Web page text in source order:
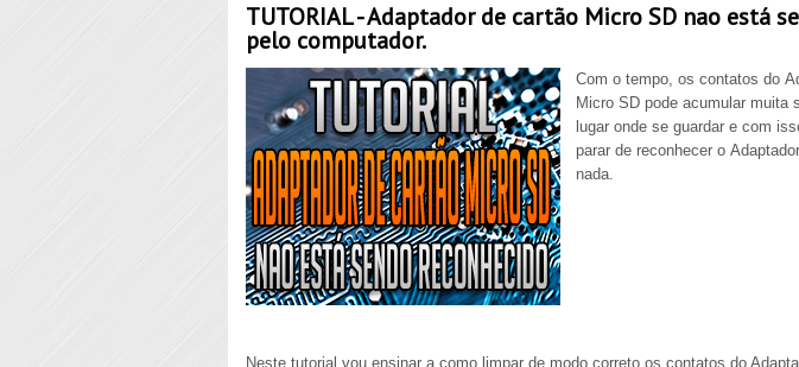
TUTORIAL - Adaptador de cartão Micro SD nao está
pelo computador.
Com o tempo, os contatos do
Micro SD pode acumular muita
lugar onde se guardar e com
parar de reconhecer o
nada.
Neste tutorial vou ensinar a como limpar de modo correto os contatos do